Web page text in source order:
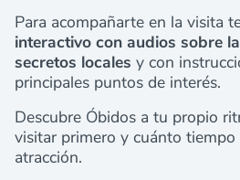
Para acompañarte en la visita
interactivo con audios sobre
secretos locales y con
principales puntos de interés.
Descubre Óbidos a tu propio
visitar primero y cuánto tiempo
atracción.